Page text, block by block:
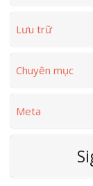
Lưu trữ
Chuyên mục
Meta